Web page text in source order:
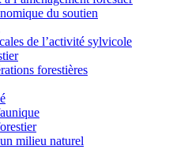
du soutien
de l’activité sylvicole
forestières
milieu naturel